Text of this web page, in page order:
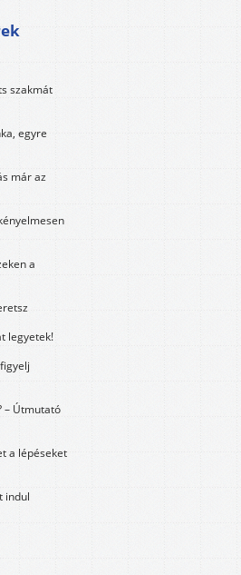
szakmát
egyre
már az
a
legyetek!
– Útmutató
a lépéseket
indul